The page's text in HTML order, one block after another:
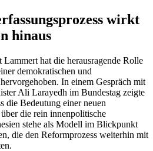
wirkt
hinaus
hat die herausragende Rolle
demokratischen und
In einem Gespräch mit
Ali Larayedh im Bundestag zeigte
die Bedeutung einer neuen
die rein innenpolitische
stehe als Modell im Blickpunkt
die den Reformprozess weiterhin mit